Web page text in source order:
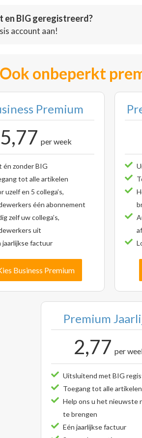
en BIG geregistreerd?
account aan!
Ook onbeperkt
Premium
5,77 per week
én zonder BIG
tot alle artikelen
uzelf en 5 collega’s,
één abonnement
zelf uw collega’s,
uit
jaarlijkse factuur
Business Premium
Premium
2,77 per
Uitsluitend met BIG
Toegang tot alle artikelen
Help ons u het nieuwste
te brengen
Eén jaarlijkse factuur